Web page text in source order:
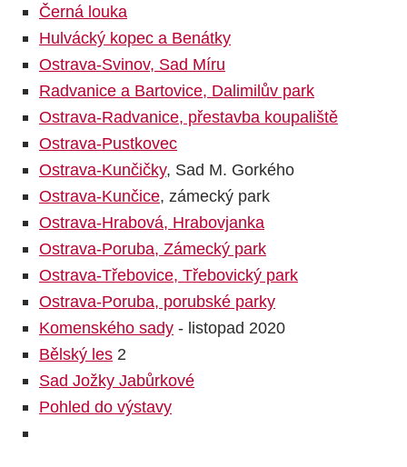
Černá louka
Hulvácký kopec a Benátky
Ostrava-Svinov, Sad Míru
Radvanice a Bartovice, Dalimilův park
Ostrava-Radvanice, přestavba koupaliště
Ostrava-Pustkovec
Ostrava-Kunčičky, Sad M. Gorkého
Ostrava-Kunčice, zámecký park
Ostrava-Hrabová, Hrabovjanka
Ostrava-Poruba, Zámecký park
Ostrava-Třebovice, Třebovický park
Ostrava-Poruba, porubské parky
Komenského sady - listopad 2020
Bělský les 2
Sad Jožky Jabůrkové
Pohled do výstavy